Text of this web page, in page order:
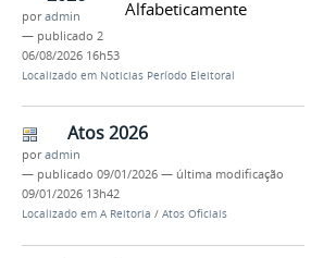
Alfabeticamente
poradmin
— publicado 25/06/2026
06/08/2026 16h53
Localizado em Noticias Período Eleitoral
Atos 2026
poradmin
— publicado 09/01/2026 — última modificação
09/01/2026 13h42
Localizado em A Reitoria / Atos Oficiais